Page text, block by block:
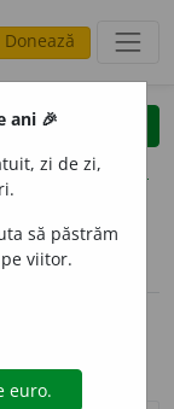
Donează
clear
opțiuni
ani 🎉
zi de zi,
să păstrăm
viitor.